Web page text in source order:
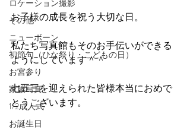
ロケーション撮影
その他
ニューボーン
初節句（ひな祭り・こどもの日）
お宮参り
家族写真
1/2成人式
お誕生日
お子様の成長を祝う大切な日。
私たち写真館もそのお手伝いができる
ようにしています＾＾
七五三を迎えられた皆様本当におめで
とうございます。